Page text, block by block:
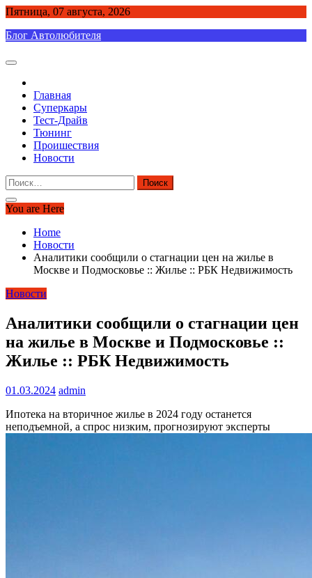
Skip
content
Пятница, 07 августа, 2026
Блог Автолюбителя
Главная
Суперкары
Тест-Драйв
Тюнинг
Проишествия
Новости
Найти:
You are Here
Home
Новости
Аналитики сообщили о стагнации цен на жилье в
Москве и Подмосковье :: Жилье :: РБК Недвижимость
Новости
Аналитики сообщили о стагнации цен
на жилье в Москве и Подмосковье ::
Жилье :: РБК Недвижимость
01.03.2024 admin
Ипотека на вторичное жилье в 2024 году останется
неподъемной, а спрос низким, прогнозируют эксперты